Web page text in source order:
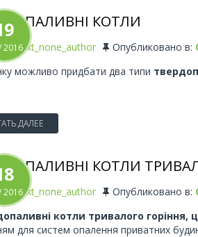
2016
КОТЛИ
text_none_author Опубликовано в:
можливо придбати два типи
ДАЛЕЕ
2016
КОТЛИ
text_none_author Опубликовано в:
котли тривалого горіння,
для систем опалення приватних